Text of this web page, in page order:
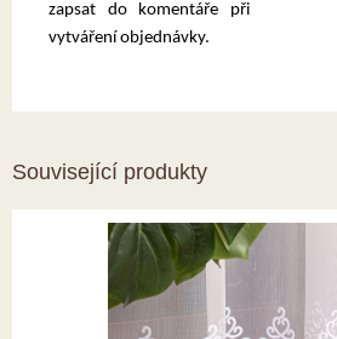
zapsat do komentáře při
vytváření objednávky.
Související produkty